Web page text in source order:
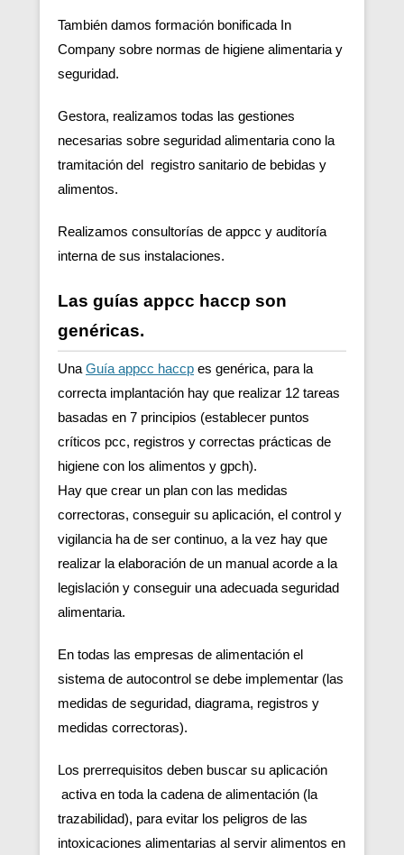
También damos formación bonificada In
Company sobre normas de higiene alimentaria y
seguridad.
Gestora, realizamos todas las gestiones
necesarias sobre seguridad alimentaria cono la
tramitación del registro sanitario de bebidas y
alimentos.
Realizamos consultorías de appcc y auditoría
interna de sus instalaciones.
Las guías appcc haccp son
genéricas.
Una Guía appcc haccp es genérica, para la
correcta implantación hay que realizar 12 tareas
basadas en 7 principios (establecer puntos
críticos pcc, registros y correctas prácticas de
higiene con los alimentos y gpch).
Hay que crear un plan con las medidas
correctoras, conseguir su aplicación, el control y
vigilancia ha de ser continuo, a la vez hay que
realizar la elaboración de un manual acorde a la
legislación y conseguir una adecuada seguridad
alimentaria.
En todas las empresas de alimentación el
sistema de autocontrol se debe implementar (las
medidas de seguridad, diagrama, registros y
medidas correctoras).
Los prerrequisitos deben buscar su aplicación
activa en toda la cadena de alimentación (la
trazabilidad), para evitar los peligros de las
intoxicaciones alimentarias al servir alimentos en